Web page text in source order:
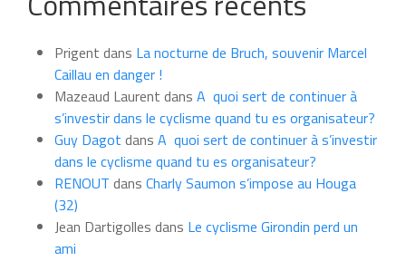
news
moisPrigent dans La nocturne de Bruch, souvenir Marcel
Caillau en danger !
Mazeaud Laurent dans A quoi sert de continuer à
s’investir dans le cyclisme quand tu es organisateur?
Guy Dagot dans A quoi sert de continuer à s’investir
dans le cyclisme quand tu es organisateur?
RENOUT dans Charly Saumon s’impose au Houga
(32)
Jean Dartigolles dans Le cyclisme Girondin perd un
ami